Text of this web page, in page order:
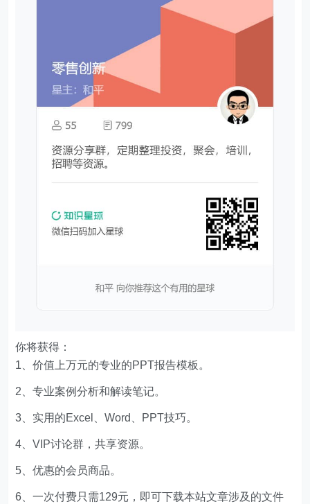
你将获得：
1、价值上万元的专业的PPT报告模板。
2、专业案例分析和解读笔记。
3、实用的Excel、Word、PPT技巧。
4、VIP讨论群，共享资源。
5、优惠的会员商品。
6、一次付费只需129元，即可下载本站文章涉及的文件